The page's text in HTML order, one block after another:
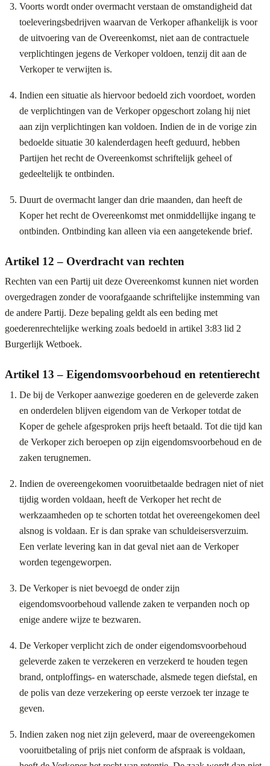
Voorts wordt onder overmacht verstaan de omstandigheid dat
toeleveringsbedrijven waarvan de Verkoper afhankelijk is voor
de uitvoering van de Overeenkomst, niet aan de contractuele
verplichtingen jegens de Verkoper voldoen, tenzij dit aan de
Verkoper te verwijten is.
Indien een situatie als hiervoor bedoeld zich voordoet, worden
de verplichtingen van de Verkoper opgeschort zolang hij niet
aan zijn verplichtingen kan voldoen. Indien de in de vorige zin
bedoelde situatie 30 kalenderdagen heeft geduurd, hebben
Partijen het recht de Overeenkomst schriftelijk geheel of
gedeeltelijk te ontbinden.
Duurt de overmacht langer dan drie maanden, dan heeft de
Koper het recht de Overeenkomst met onmiddellijke ingang te
ontbinden. Ontbinding kan alleen via een aangetekende brief.
Artikel 12 – Overdracht van rechten
Rechten van een Partij uit deze Overeenkomst kunnen niet worden
overgedragen zonder de voorafgaande schriftelijke instemming van
de andere Partij. Deze bepaling geldt als een beding met
goederenrechtelijke werking zoals bedoeld in artikel 3:83 lid 2
Burgerlijk Wetboek.
Artikel 13 – Eigendomsvoorbehoud en retentierecht
De bij de Verkoper aanwezige goederen en de geleverde zaken
en onderdelen blijven eigendom van de Verkoper totdat de
Koper de gehele afgesproken prijs heeft betaald. Tot die tijd kan
de Verkoper zich beroepen op zijn eigendomsvoorbehoud en de
zaken terugnemen.
Indien de overeengekomen vooruitbetaalde bedragen niet of niet
tijdig worden voldaan, heeft de Verkoper het recht de
werkzaamheden op te schorten totdat het overeengekomen deel
alsnog is voldaan. Er is dan sprake van schuldeisersverzuim.
Een verlate levering kan in dat geval niet aan de Verkoper
worden tegengeworpen.
De Verkoper is niet bevoegd de onder zijn
eigendomsvoorbehoud vallende zaken te verpanden noch op
enige andere wijze te bezwaren.
De Verkoper verplicht zich de onder eigendomsvoorbehoud
geleverde zaken te verzekeren en verzekerd te houden tegen
brand, ontploffings- en waterschade, alsmede tegen diefstal, en
de polis van deze verzekering op eerste verzoek ter inzage te
geven.
Indien zaken nog niet zijn geleverd, maar de overeengekomen
vooruitbetaling of prijs niet conform de afspraak is voldaan,